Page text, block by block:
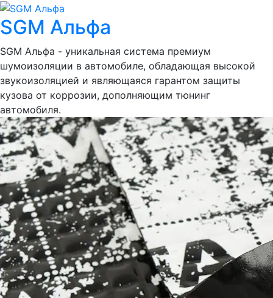
SGM Альфа
SGM Альфа - уникальная система премиум
шумоизоляции в автомобиле, обладающая высокой
звукоизоляцией и являющаяся гарантом защиты
кузова от коррозии, дополняющим тюнинг
автомобиля.